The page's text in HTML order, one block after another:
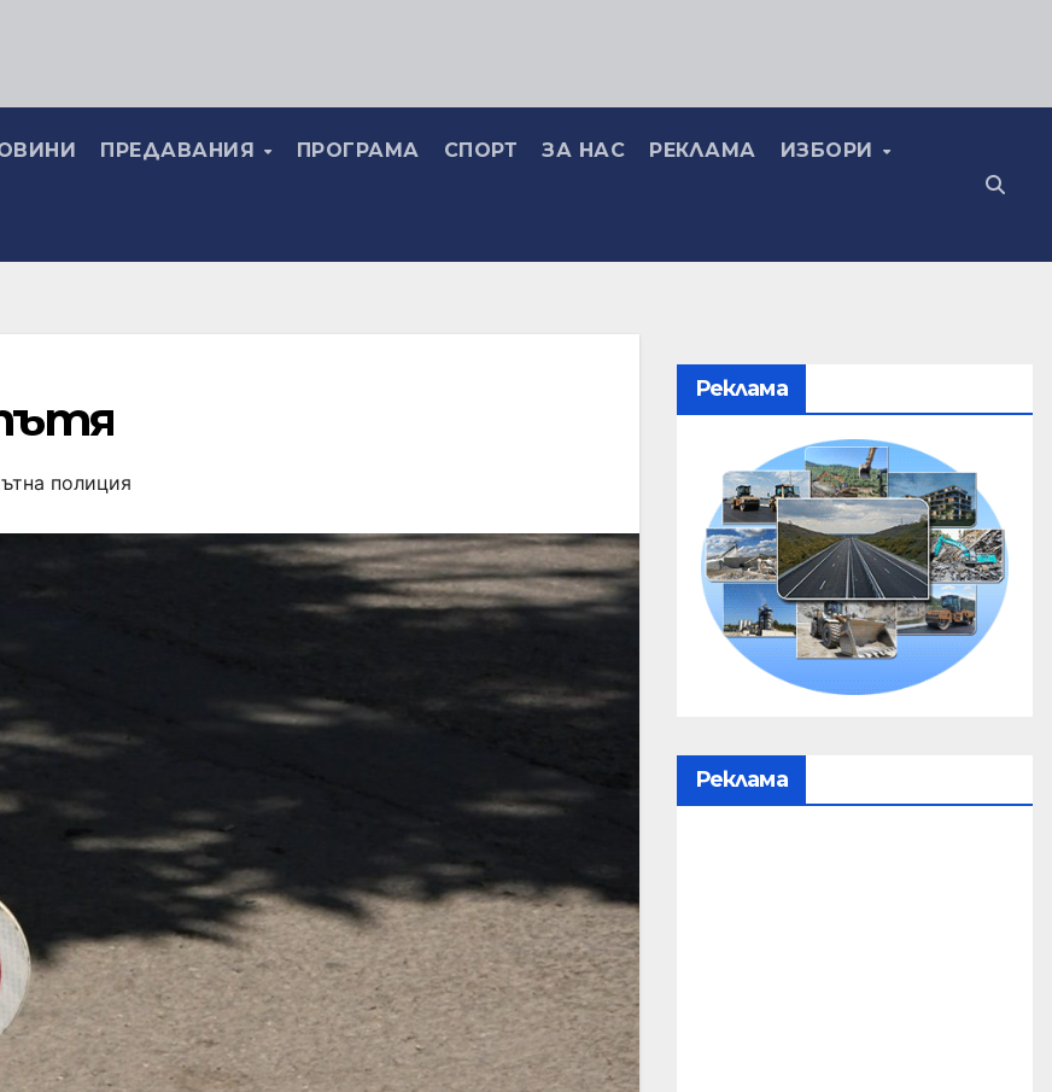
ПРЕДАВАНИЯ ПРОГРАМА СПОРТ ЗА НАС РЕКЛАМА ИЗБОРИ
полиция
Реклама
Реклама